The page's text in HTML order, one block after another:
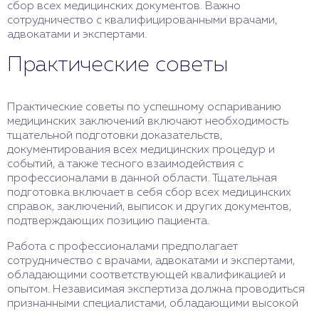
сбор всех медицинских документов. Важно
сотрудничество с квалифицированными врачами,
адвокатами и экспертами.
Практические советы
Практические советы по успешному оспариванию
медицинских заключений включают необходимость
тщательной подготовки доказательств,
документирования всех медицинских процедур и
событий, а также тесного взаимодействия с
профессионалами в данной области. Тщательная
подготовка включает в себя сбор всех медицинских
справок, заключений, выписок и других документов,
подтверждающих позицию пациента.
Работа с профессионалами предполагает
сотрудничество с врачами, адвокатами и экспертами,
обладающими соответствующей квалификацией и
опытом. Независимая экспертиза должна проводиться
признанными специалистами, обладающими высокой